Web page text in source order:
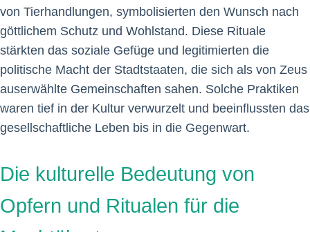
von Tierhandlungen, symbolisierten den Wunsch nach
göttlichem Schutz und Wohlstand. Diese Rituale
stärkten das soziale Gefüge und legitimierten die
politische Macht der Stadtstaaten, die sich als von Zeus
auserwählte Gemeinschaften sahen. Solche Praktiken
waren tief in der Kultur verwurzelt und beeinflussten das
gesellschaftliche Leben bis in die Gegenwart.
Die kulturelle Bedeutung von
Opfern und Ritualen für die